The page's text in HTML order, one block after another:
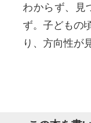
わからず、見
ず。子どもの
り、方向性が